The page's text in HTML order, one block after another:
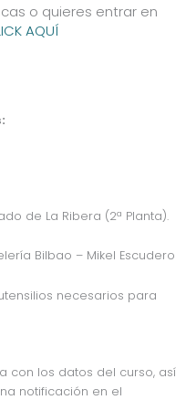
o quieres entrar en
AQUÍ
de La Ribera (2ª Planta).
Bilbao – Mikel Escudero
necesarios para
con los datos del curso, así
notificación en el